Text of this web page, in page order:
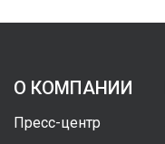
О КОМПАНИИ
Пресс-центр